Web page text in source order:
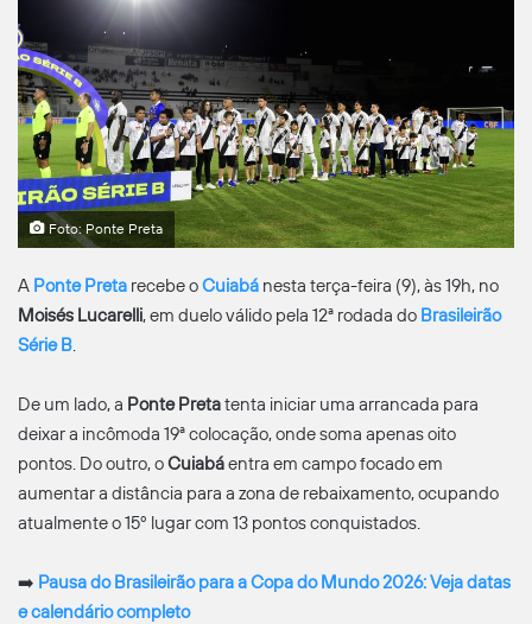
Foto: Ponte Preta
A Ponte Preta recebe oCuiabá nesta terça-feira (9), às 19h, no
Moisés Lucarelli, em duelo válido pela 12ª rodada do Brasileirão
Série B.
De um lado, a Ponte Pretatenta iniciar uma arrancada para
deixar a incômoda 19ª colocação, onde soma apenas oito
pontos. Do outro, oCuiabáentra em campo focado em
aumentar a distância para a zona de rebaixamento, ocupando
atualmente o 15º lugar com 13 pontos conquistados.
➡️ Pausa do Brasileirão para a Copa do Mundo 2026: Veja datas
e calendário completo